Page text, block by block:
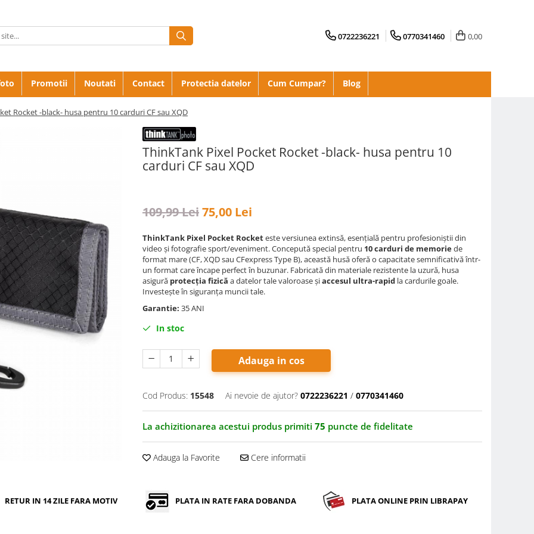
0722236221 0770341460 0,00
Promotii Noutati Contact Protectia datelor Cum Cumpar? Blog
Rocket -black- husa pentru 10 carduri CF sau XQD
ThinkTank Pixel Pocket Rocket -black- husa pentru 10
carduri CF sau XQD
109,99 Lei75,00 Lei
ThinkTank Pixel Pocket Rocketeste versiunea extinsă, esențială pentru profesioniștii din
video și fotografie sport/eveniment. Concepută special pentru 10 carduri de memoriede
format mare (CF, XQD sau CFexpress Type B), această husă oferă o capacitate semnificativă într-
un format care încape perfect în buzunar. Fabricată din materiale rezistente la uzură, husa
asigură protecția fizică a datelor tale valoroase șiaccesul ultra-rapid la cardurile goale.
Investește în siguranța muncii tale.
Garantie: 35 ANI
In stoc
Adauga in cos
Cod Produs: 15548 Ai nevoie de ajutor? 0722236221 / 0770341460
La achizitionarea acestui produs primiti 75 puncte de fidelitate
Adauga la Favorite Cere informatii
RETUR IN 14 ZILE FARA MOTIV PLATA IN RATE FARA DOBANDA PLATA ONLINE PRIN LIBRAPAY